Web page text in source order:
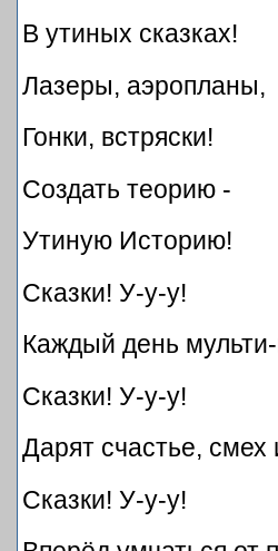
В утиных сказках!
Лазеры, аэропланы,
Гонки, встряски!
Создать теорию -
Утиную Историю!
Сказки! У-у-у!
Каждый день
Сказки! У-у-у!
Дарят счастье,
Сказки! У-у-у!